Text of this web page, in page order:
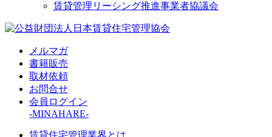
賃貸管理リーシング推進事業者協議会
メルマガ
書籍販売
取材依頼
お問合せ
会員ログイン
-MINAHARE-
賃貸住宅管理業界とは